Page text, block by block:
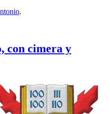
.
con cimera y